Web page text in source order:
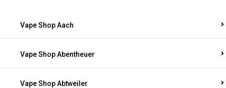
Vape Shop Aach
Vape Shop Abentheuer
Vape Shop Abtweiler